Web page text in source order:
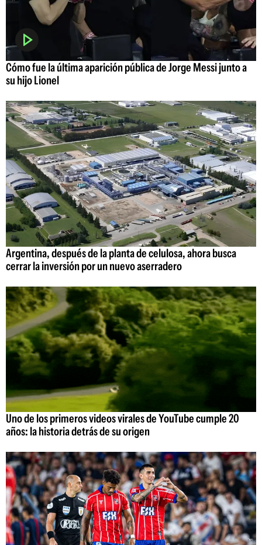
Cómo fue la última aparición pública de Jorge Messi junto a
su hijo Lionel
Argentina, después de la planta de celulosa, ahora busca
cerrar la inversión por un nuevo aserradero
Uno de los primeros videos virales de YouTube cumple 20
años: la historia detrás de su origen